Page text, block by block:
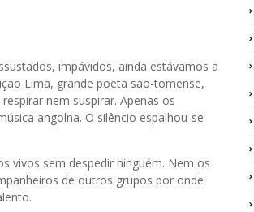
impávidos, ainda estávamos a
Lima, grande poeta são-tomense,
nem suspirar. Apenas os
angolna. O silêncio espalhou-se
vivos sem despedir ninguém. Nem os
de outros grupos por onde